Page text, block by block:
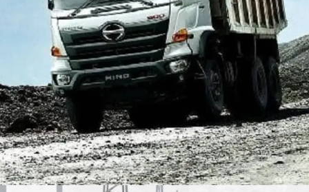
DUMP TRUCK TOOLS
HINO FM 350 PL (Mining)
Find Out More